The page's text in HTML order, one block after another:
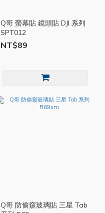
Q哥 螢幕貼 鏡頭貼 DJI 系列
SPT012
NT$89
Q哥 防偷窺玻璃貼 三星 Tab